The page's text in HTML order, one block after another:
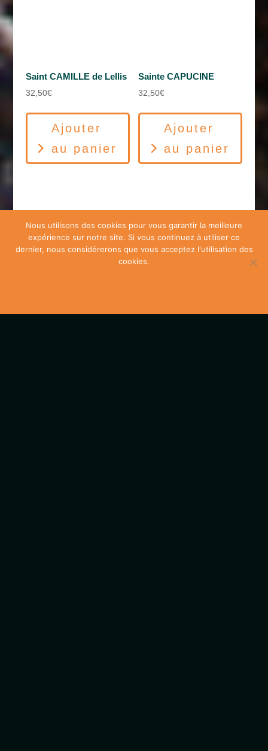
Saint CAMILLE de Lellis
32,50€
Ajouter
au panier
Sainte CAPUCINE
32,50€
Ajouter
au panier
Nous utilisons des cookies pour vous garantir la meilleure
expérience sur notre site. Si vous continuez à utiliser ce
dernier, nous considérerons que vous acceptez l'utilisation des
cookies.